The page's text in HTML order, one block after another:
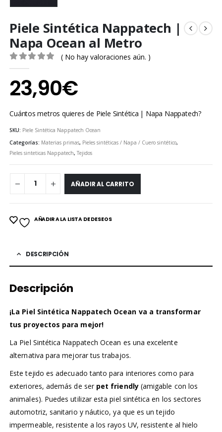
Piele Sintética Nappatech |
Napa Ocean al Metro
0out of 5
( No hay valoraciones aún. )
23,90€
Cuántos metros quieres de Piele Sintética | Napa Nappatech?
SKU: Piele Sintética Nappatech Ocean
Categorías: Materias primas, Pieles sintéticas / Napa / Cuero sintético,
Pieles sinteticas Nappatech,Tejidos
AÑADIR AL CARRITO
AÑADIR A LA LISTA DE DESEOS
DESCRIPCIÓN
Descripción
¡La Piel Sintética Nappatech Ocean va a transformar
tus proyectos para mejor!
La Piel Sintética Nappatech Ocean es una excelente
alternativa para mejorar tus trabajos.
Este tejido es adecuado tanto para interiores como para
exteriores, además de ser pet friendly(amigable con los
animales). Puedes utilizar esta piel sintética en los sectores
automotriz, sanitario y náutico, ya que es un tejido
impermeable, resistente a los rayos UV, resistente al hielo